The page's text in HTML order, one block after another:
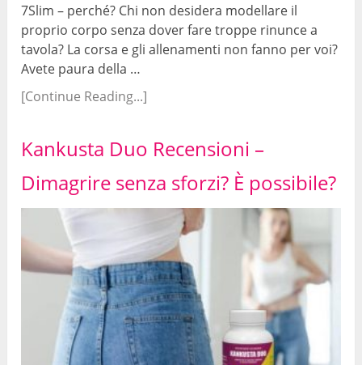
7Slim – perché? Chi non desidera modellare il
proprio corpo senza dover fare troppe rinunce a
tavola? La corsa e gli allenamenti non fanno per voi?
Avete paura della …
[Continue Reading...]
Kankusta Duo Recensioni –
Dimagrire senza sforzi? È possibile?